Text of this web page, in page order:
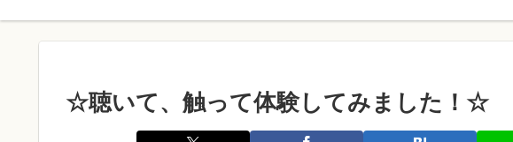
☆聴いて、触って体験してみました！☆